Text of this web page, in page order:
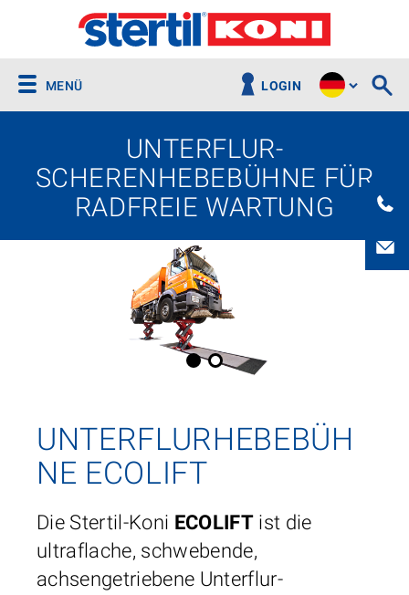
MENÜ LOGIN
UNTERFLUR-
SCHERENHEBEBÜHNE FÜR
RADFREIE WARTUNG
UNTERFLURHEBEBÜH
NE ECOLIFT
Die Stertil-Koni ECOLIFTist die
ultraflache, schwebende,
achsengetriebene Unterflur-